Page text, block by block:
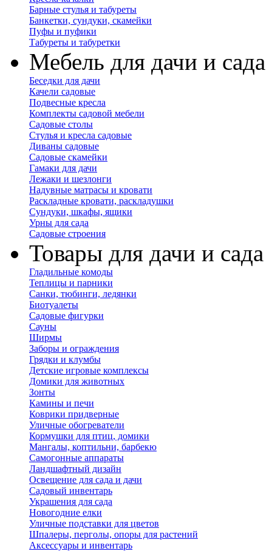
Барные стулья и табуреты
Банкетки, сундуки, скамейки
Пуфы и пуфики
Табуреты и табуретки
Мебель для дачи и сада
Беседки для дачи
Качели садовые
Подвесные кресла
Комплекты садовой мебели
Садовые столы
Стулья и кресла садовые
Диваны садовые
Садовые скамейки
Гамаки для дачи
Лежаки и шезлонги
Надувные матрасы и кровати
Раскладные кровати, раскладушки
Сундуки, шкафы, ящики
Урны для сада
Садовые строения
Товары для дачи и сада
Гладильные комоды
Теплицы и парники
Санки, тюбинги, ледянки
Биотуалеты
Садовые фигурки
Сауны
Ширмы
Заборы и ограждения
Грядки и клумбы
Детские игровые комплексы
Домики для животных
Зонты
Камины и печи
Коврики придверные
Уличные обогреватели
Кормушки для птиц, домики
Мангалы, коптильни, барбекю
Самогонные аппараты
Ландшафтный дизайн
Освещение для сада и дачи
Садовый инвентарь
Украшения для сада
Новогодние елки
Уличные подставки для цветов
Шпалеры, перголы, опоры для растений
Аксессуары и инвентарь